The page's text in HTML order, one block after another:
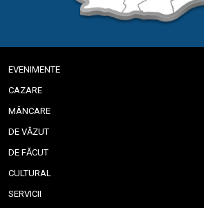
EVENIMENTE
CAZARE
MÂNCARE
DE VĂZUT
DE FĂCUT
CULTURAL
SERVICII